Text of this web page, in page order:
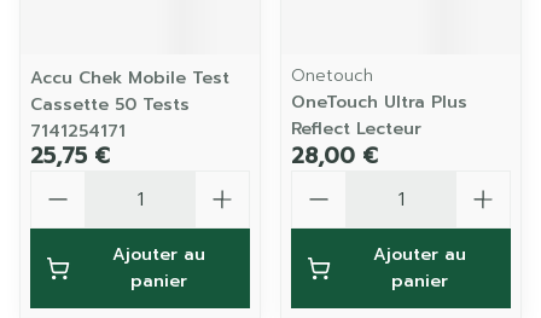
Accu Chek Mobile Test
Cassette 50 Tests
7141254171
25,75 €
Ajouter au
panier
Onetouch
OneTouch Ultra Plus
Reflect Lecteur
28,00 €
Ajouter au
panier